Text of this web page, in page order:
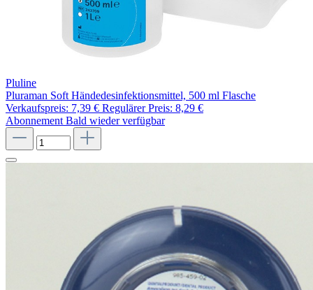
Pluline
Pluraman Soft Händedesinfektionsmittel, 500 ml Flasche
Verkaufspreis: 7,39 € Regulärer Preis: 8,29 €
Abonnement Bald wieder verfügbar